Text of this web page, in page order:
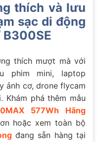
thích và lưu
sạc di động
thích mượt mà với
phim mini, laptop
ảnh cơ, drone flycam
Khám phá thêm mẫu
577Wh Hãng
hoặc xem toàn bộ
đang sẵn hàng tại